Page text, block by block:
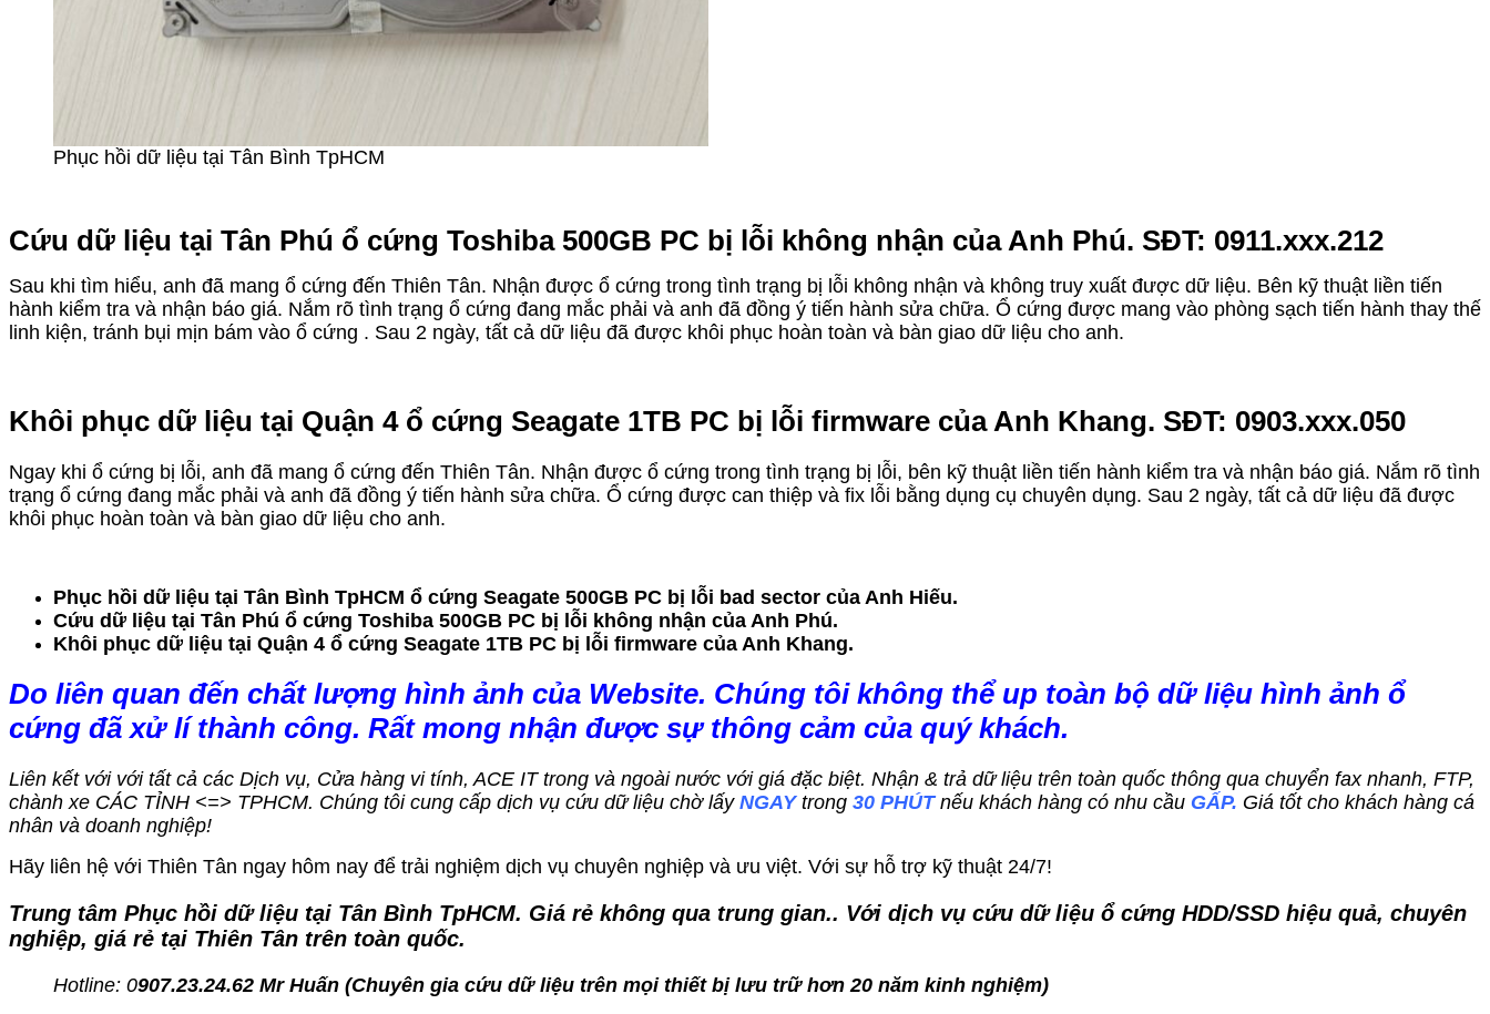
Phục hồi dữ liệu tại Tân Bình TpHCM
Cứu dữ liệu tại Tân Phú ổ cứng Toshiba 500GB PC bị lỗi không nhận của Anh Phú. SĐT: 0911.xxx.212
Sau khi tìm hiểu, anh đã mang ổ cứng đến Thiên Tân. Nhận được ổ cứng trong tình trạng bị lỗi không nhận và không truy xuất được dữ liệu. Bên kỹ thuật liền tiến
hành kiểm tra và nhận báo giá. Nắm rõ tình trạng ổ cứng đang mắc phải và anh đã đồng ý tiến hành sửa chữa. Ổ cứng được mang vào phòng sạch tiến hành thay thế
linh kiện, tránh bụi mịn bám vào ổ cứng . Sau 2 ngày, tất cả dữ liệu đã được khôi phục hoàn toàn và bàn giao dữ liệu cho anh.
Khôi phục dữ liệu tại Quận 4 ổ cứng Seagate 1TB PC bị lỗi firmware của Anh Khang. SĐT: 0903.xxx.050
Ngay khi ổ cứng bị lỗi, anh đã mang ổ cứng đến Thiên Tân. Nhận được ổ cứng trong tình trạng bị lỗi, bên kỹ thuật liền tiến hành kiểm tra và nhận báo giá. Nắm rõ tình
trạng ổ cứng đang mắc phải và anh đã đồng ý tiến hành sửa chữa. Ổ cứng được can thiệp và fix lỗi bằng dụng cụ chuyên dụng. Sau 2 ngày, tất cả dữ liệu đã được
khôi phục hoàn toàn và bàn giao dữ liệu cho anh.
Phục hồi dữ liệu tại Tân Bình TpHCM ổ cứng Seagate 500GB PC bị lỗi bad sector của Anh Hiếu.
Cứu dữ liệu tại Tân Phú ổ cứng Toshiba 500GB PC bị lỗi không nhận của Anh Phú.
Khôi phục dữ liệu tại Quận 4 ổ cứng Seagate 1TB PC bị lỗi firmware của Anh Khang.
Do liên quan đến chất lượng hình ảnh của Website. Chúng tôi không thể up toàn bộ dữ liệu hình ảnh ổ
cứng đã xử lí thành công. Rất mong nhận được sự thông cảm của quý khách.
Liên kết với với tất cả các Dịch vụ, Cửa hàng vi tính, ACE IT trong và ngoài nước với giá đặc biệt. Nhận & trả dữ liệu trên toàn quốc thông qua chuyển fax nhanh, FTP,
chành xe CÁC TỈNH <=> TPHCM. Chúng tôi cung cấp dịch vụ cứu dữ liệu chờ lấy NGAYtrong 30 PHÚTnếu khách hàng có nhu cầu GẤP. Giá tốt cho khách hàng cá
nhân và doanh nghiệp!
Hãy liên hệ với Thiên Tân ngay hôm nay để trải nghiệm dịch vụ chuyên nghiệp và ưu việt. Với sự hỗ trợ kỹ thuật 24/7!
Trung tâm Phục hồi dữ liệu tại Tân Bình TpHCM. Giá rẻ không qua trung gian.. Với dịch vụ cứu dữ liệu ổ cứng HDD/SSD hiệu quả, chuyên
nghiệp, giá rẻ tại Thiên Tân trên toàn quốc.
Hotline: 0907.23.24.62 Mr Huấn (Chuyên gia cứu dữ liệu trên mọi thiết bị lưu trữ hơn 20 năm kinh nghiệm)